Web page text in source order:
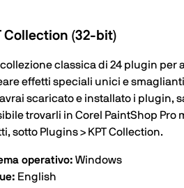
Collection (32-bit)
collezione classica di 24 plugin per
effetti speciali unici e
scaricato e installato i plugin,
trovarli in Corel PaintShop Pro
sotto Plugins > KPT Collection.
operativo: Windows
English